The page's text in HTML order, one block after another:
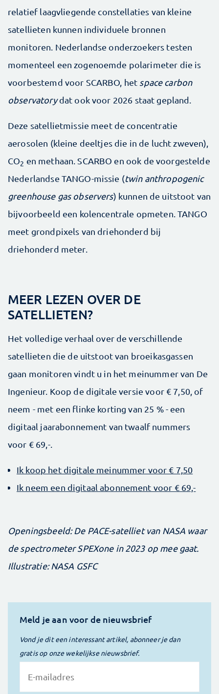
relatief laagvliegende constellaties van kleine
satellieten kunnen individuele bronnen
monitoren. Nederlandse onderzoekers testen
momenteel een zogenoemde polarimeter die is
voorbestemd voor SCARBO, het space carbon
observatorydat ook voor 2026 staat gepland.
Deze satellietmissie meet de concentratie
aerosolen (kleine deeltjes die in de lucht zweven),
CO2 en methaan. SCARBO en ook de voorgestelde
Nederlandse TANGO-missie (twin anthropogenic
greenhouse gas observers) kunnen de uitstoot van
bijvoorbeeld een kolencentrale opmeten. TANGO
meet grondpixels van driehonderd bij
driehonderd meter.
MEER LEZEN OVER DE
SATELLIETEN?
Het volledige verhaal over de verschillende
satellieten die de uitstoot van broeikasgassen
gaan monitoren vindt u in het meinummer van De
Ingenieur. Koop de digitale versie voor € 7,50, of
neem - met een flinke korting van 25 % - een
digitaal jaarabonnement van twaalf nummers
voor € 69,-.
Ik koop het digitale meinummer voor € 7,50
Ik neem een digitaal abonnement voor € 69,-
Openingsbeeld: De PACE-satelliet van NASA waar
de spectrometer SPEXone in 2023 op mee gaat.
Illustratie: NASA GSFC
Meld je aan voor de nieuwsbrief
Vond je dit een interessant artikel, abonneer je dan
gratis op onze wekelijkse nieuwsbrief.